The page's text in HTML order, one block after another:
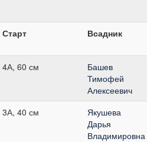
Старт Всадник
4А, 60 см
Башев
Тимофей
Алексеевич
3А, 40 см
Якушева
Дарья
Владимировна